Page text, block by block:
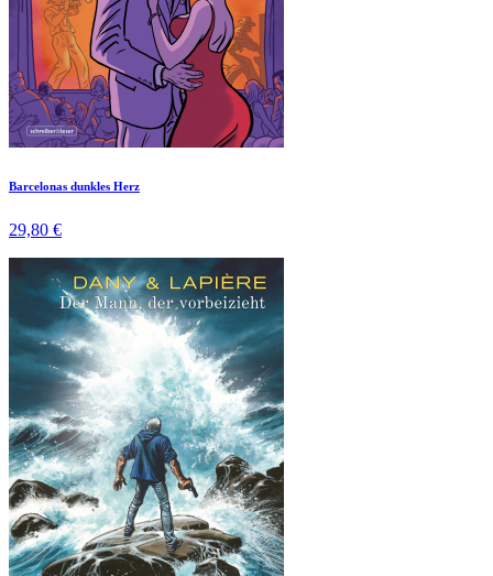
Barcelonas dunkles Herz
29,80 €